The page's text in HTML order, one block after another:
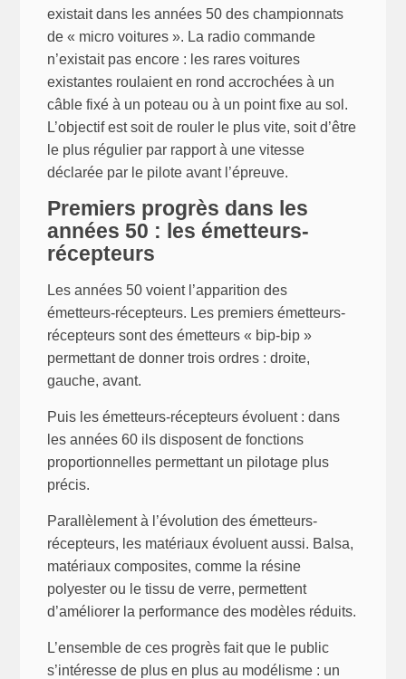
existait dans les années 50 des championnats
de « micro voitures ». La radio commande
n’existait pas encore : les rares voitures
existantes roulaient en rond accrochées à un
câble fixé à un poteau ou à un point fixe au sol.
L’objectif est soit de rouler le plus vite, soit d’être
le plus régulier par rapport à une vitesse
déclarée par le pilote avant l’épreuve.
Premiers progrès dans les
années 50 : les émetteurs-
récepteurs
Les années 50 voient l’apparition des
émetteurs-récepteurs. Les premiers émetteurs-
récepteurs sont des émetteurs « bip-bip »
permettant de donner trois ordres : droite,
gauche, avant.
Puis les émetteurs-récepteurs évoluent : dans
les années 60 ils disposent de fonctions
proportionnelles permettant un pilotage plus
précis.
Parallèlement à l’évolution des émetteurs-
récepteurs, les matériaux évoluent aussi. Balsa,
matériaux composites, comme la résine
polyester ou le tissu de verre, permettent
d’améliorer la performance des modèles réduits.
L’ensemble de ces progrès fait que le public
s’intéresse de plus en plus au modélisme : un